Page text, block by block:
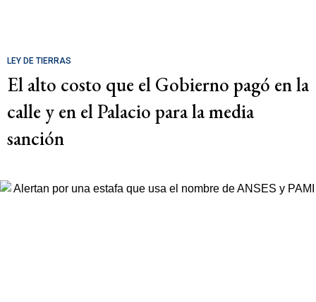
LEY DE TIERRAS
El alto costo que el Gobierno pagó en la
calle y en el Palacio para la media
sanción